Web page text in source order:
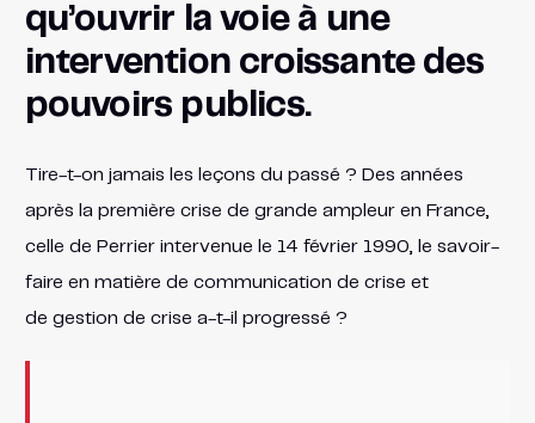
qu’ouvrir la voie à une
intervention croissante des
pouvoirs publics.
Tire-t-on jamais les leçons du passé ? Des années
après la première crise de grande ampleur en France,
celle de Perrier intervenue le 14 février 1990, le savoir-
faire en matière de communication de crise et
de gestion de crise a-t-il progressé ?